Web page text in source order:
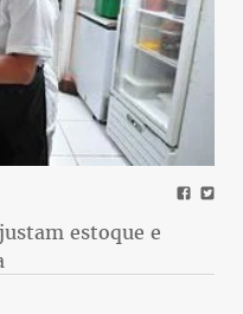
estoque e